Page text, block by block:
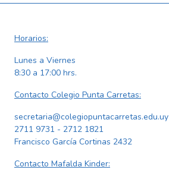
Horarios:
Lunes a Viernes
8:30 a 17:00 hrs.
Contacto Colegio Punta Carretas:
secretaria@colegiopuntacarretas.edu.uy
2711 9731 - 2712 1821
Francisco García Cortinas 2432
Contacto Mafalda Kinder: